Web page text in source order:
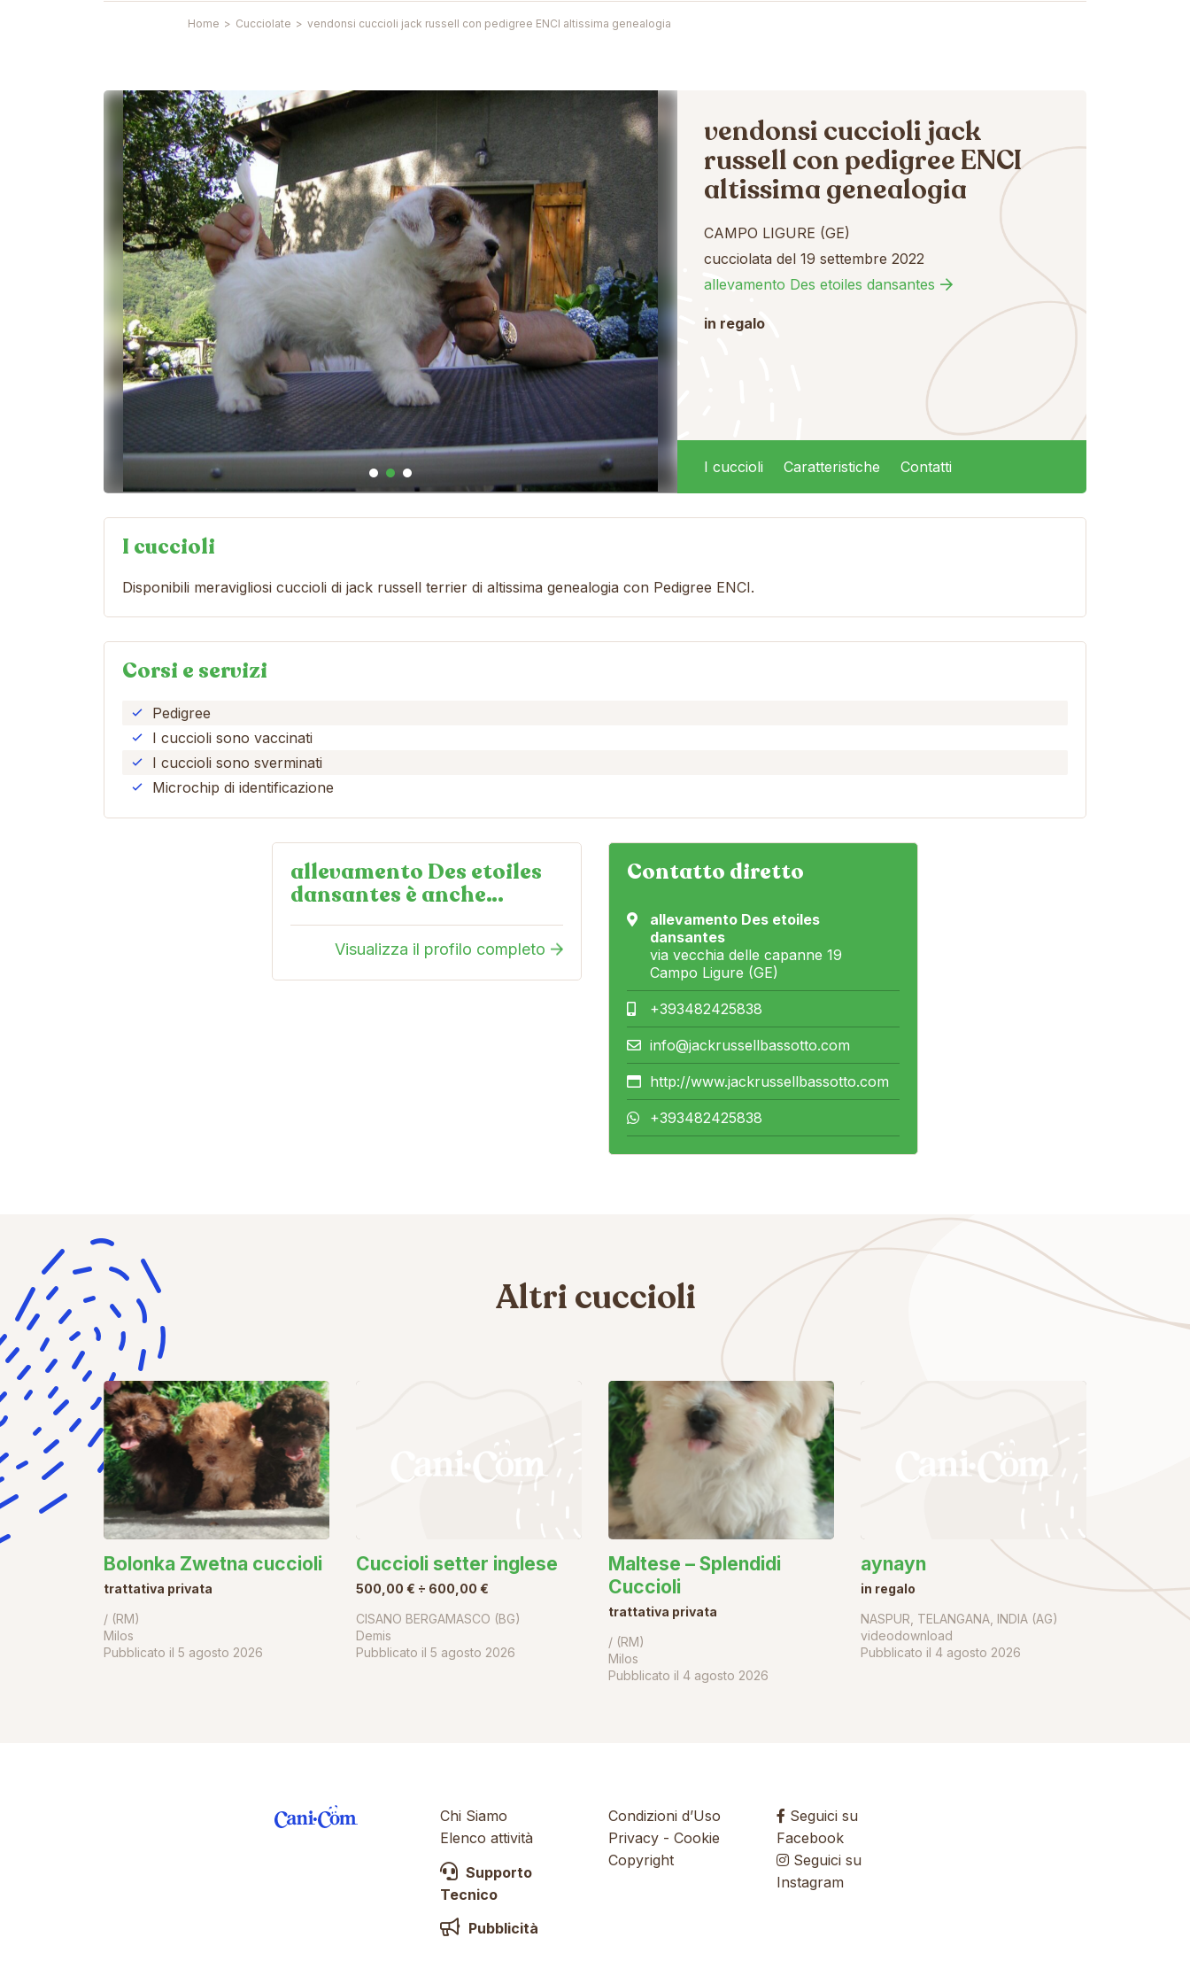
Home > Cucciolate > vendonsi cuccioli jack russell con pedigree ENCI altissima genealogia
vendonsi cuccioli jack
russell con pedigree ENCI
altissima genealogia
CAMPO LIGURE (GE)
cucciolata del 19 settembre 2022
allevamento Des etoiles dansantes
in regalo
I cuccioli Caratteristiche Contatti
I cuccioli
Disponibili meravigliosi cuccioli di jack russell terrier di altissima genealogia con Pedigree ENCI.
Corsi e servizi
Pedigree
I cuccioli sono vaccinati
I cuccioli sono sverminati
Microchip di identificazione
allevamento Des etoiles
dansantes è anche…
Visualizza il profilo completo
Contatto diretto
allevamento Des etoiles
dansantes
via vecchia delle capanne 19
Campo Ligure (GE)
+393482425838
info@jackrussellbassotto.com
http://www.jackrussellbassotto.com
+393482425838
Altri cuccioli
Bolonka Zwetna cuccioli
trattativa privata
/ (RM)
Milos
Pubblicato il 5 agosto 2026
Cuccioli setter inglese
500,00 € ÷ 600,00 €
CISANO BERGAMASCO (BG)
Demis
Pubblicato il 5 agosto 2026
Maltese – Splendidi
Cuccioli
trattativa privata
/ (RM)
Milos
Pubblicato il 4 agosto 2026
aynayn
in regalo
NASPUR, TELANGANA, INDIA (AG)
videodownload
Pubblicato il 4 agosto 2026
Chi Siamo
Elenco attività
Supporto
Tecnico
Pubblicità
Condizioni d’Uso
Privacy - Cookie
Copyright
Seguici su
Facebook
Seguici su
Instagram